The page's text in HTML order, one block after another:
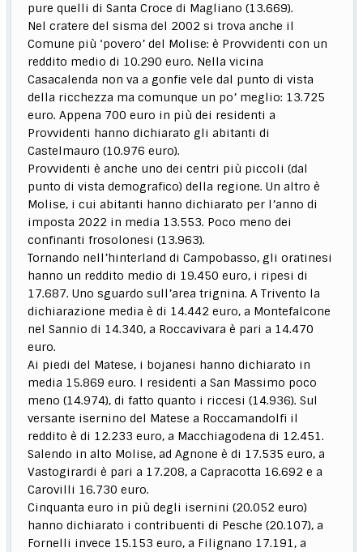
pure quelli di Santa Croce di Magliano (13.669).
Nel cratere del sisma del 2002 si trova anche il
Comune più ‘povero’ del Molise: è Provvidenti con un
reddito medio di 10.290 euro. Nella vicina
Casacalenda non va a gonfie vele dal punto di vista
della ricchezza ma comunque un po’ meglio: 13.725
euro. Appena 700 euro in più dei residenti a
Provvidenti hanno dichiarato gli abitanti di
Castelmauro (10.976 euro).
Provvidenti è anche uno dei centri più piccoli (dal
punto di vista demografico) della regione. Un altro è
Molise, i cui abitanti hanno dichiarato per l’anno di
imposta 2022 in media 13.553. Poco meno dei
confinanti frosolonesi (13.963).
Tornando nell’hinterland di Campobasso, gli oratinesi
hanno un reddito medio di 19.450 euro, i ripesi di
17.687. Uno sguardo sull’area trignina. A Trivento la
dichiarazione media è di 14.442 euro, a Montefalcone
nel Sannio di 14.340, a Roccavivara è pari a 14.470
euro.
Ai piedi del Matese, i bojanesi hanno dichiarato in
media 15.869 euro. I residenti a San Massimo poco
meno (14.974), di fatto quanto i riccesi (14.936). Sul
versante isernino del Matese a Roccamandolfi il
reddito è di 12.233 euro, a Macchiagodena di 12.451.
Salendo in alto Molise, ad Agnone è di 17.535 euro, a
Vastogirardi è pari a 17.208, a Capracotta 16.692 e a
Carovilli 16.730 euro.
Cinquanta euro in più degli isernini (20.052 euro)
hanno dichiarato i contribuenti di Pesche (20.107), a
Fornelli invece 15.153 euro, a Filignano 17.191, a